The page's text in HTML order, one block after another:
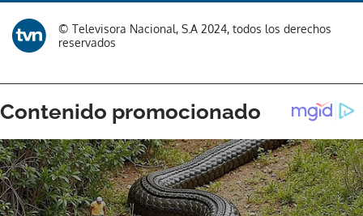
© Televisora Nacional, S.A 2024, todos los derechos
reservados